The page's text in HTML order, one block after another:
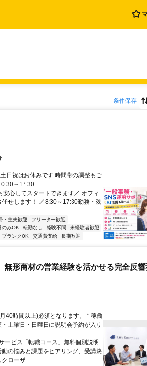
条件保存
日祝はお休みです 時間帯の調整もご
～17:30
心してスタートできます／ オフィ
せします！ ✅ 8:30～17:30勤務・残
・主夫歓迎
フリーター歓迎
のみOK 転勤なし 経験不問
未経験者歓迎
ブランクOK 交通費支給 長期歓迎
無形商材の営業経験を活かせる完全反
40時間以上)必須となります。 * 稼働
土曜日・日曜日に説明会予約が入り
ービス「転職コース」無料個別説明
の悩みと課題をヒアリング、受講決
クローザ...